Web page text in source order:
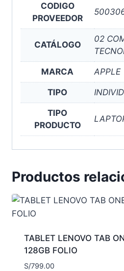
CODIGO
PROVEEDOR
CATÁLOGO
02
MARCA APPLE
TIPO
TIPO
PRODUCTO
Productos
TABLET LENOVO TAB
128GB FOLIO
S/799.00